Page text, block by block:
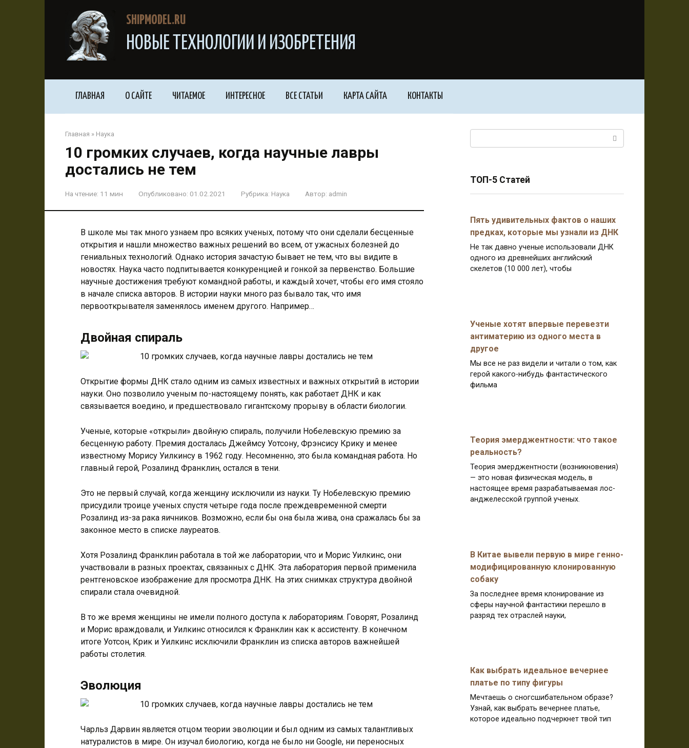
SHIPMODEL.RU
НОВЫЕ ТЕХНОЛОГИИ И ИЗОБРЕТЕНИЯ
ГЛАВНАЯ О САЙТЕ ЧИТАЕМОЕ ИНТЕРЕСНОЕ ВСЕ СТАТЬИ КАРТА САЙТА КОНТАКТЫ
Главная » Наука
10 громких случаев, когда научные лавры
достались не тем
На чтение: 11 мин Опубликовано: 01.02.2021 Рубрика: Наука Автор: admin
В школе мы так много узнаем про всяких ученых, потому что они сделали бесценные
открытия и нашли множество важных решений во всем, от ужасных болезней до
гениальных технологий. Однако история зачастую бывает не тем, что вы видите в
новостях. Наука часто подпитывается конкуренцией и гонкой за первенство. Большие
научные достижения требуют командной работы, и каждый хочет, чтобы его имя стояло
в начале списка авторов. В истории науки много раз бывало так, что имя
первооткрывателя заменялось именем другого. Например…
Двойная спираль
Открытие формы ДНК стало одним из самых известных и важных открытий в истории
науки. Оно позволило ученым по-настоящему понять, как работает ДНК и как
связывается воедино, и предшествовало гигантскому прорыву в области биологии.
Ученые, которые «открыли» двойную спираль, получили Нобелевскую премию за
бесценную работу. Премия досталась Джеймсу Уотсону, Фрэнсису Крику и менее
известному Морису Уилкинсу в 1962 году. Несомненно, это была командная работа. Но
главный герой, Розалинд Франклин, остался в тени.
Это не первый случай, когда женщину исключили из науки. Ту Нобелевскую премию
присудили троице ученых спустя четыре года после преждевременной смерти
Розалинд из-за рака яичников. Возможно, если бы она была жива, она сражалась бы за
законное место в списке лауреатов.
Хотя Розалинд Франклин работала в той же лаборатории, что и Морис Уилкинс, они
участвовали в разных проектах, связанных с ДНК. Эта лаборатория первой применила
рентгеновское изображение для просмотра ДНК. На этих снимках структура двойной
спирали стала очевидной.
В то же время женщины не имели полного доступа к лабораториям. Говорят, Розалинд
и Морис враждовали, и Уилкинс относился к Франклин как к ассистенту. В конечном
итоге Уотсон, Крик и Уилкинс исключили Франклин из списка авторов важнейшей
работы столетия.
Эволюция
Чарльз Дарвин является отцом теории эволюции и был одним из самых талантливых
натуралистов в мире. Он изучал биологию, когда не было ни Google, ни переносных
ТОП-5 Статей
Пять удивительных фактов о наших
предках, которые мы узнали из ДНК
Не так давно ученые использовали ДНК
одного из древнейших английский
скелетов (10 000 лет), чтобы
Ученые хотят впервые перевезти
антиматерию из одного места в
другое
Мы все не раз видели и читали о том, как
герой какого-нибудь фантастического
фильма
Теория эмерджентности: что такое
реальность?
Теория эмерджентности (возникновения)
— это новая физическая модель, в
настоящее время разрабатываемая лос-
анджелесской группой ученых.
В Китае вывели первую в мире генно-
модифицированную клонированную
собаку
За последнее время клонирование из
сферы научной фантастики перешло в
разряд тех отраслей науки,
Как выбрать идеальное вечернее
платье по типу фигуры
Мечтаешь о сногсшибательном образе?
Узнай, как выбрать вечернее платье,
которое идеально подчеркнет твой тип